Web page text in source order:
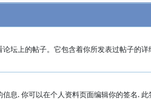
坛上的帖子。它包含着你所发表过帖子的
息. 你可以在个人资料页面编辑你的签名. 此